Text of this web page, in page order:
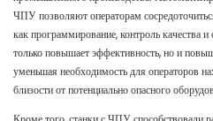
ЧПУ позволяют операторам
как программирование, контроль качества
только повышает эффективность, но и
уменьшая необходимость для операторов
близости от потенциально опасного